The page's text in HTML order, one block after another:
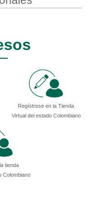
Regístrese en la Tienda
Virtual del estado Colombiano
tienda
Colombiano